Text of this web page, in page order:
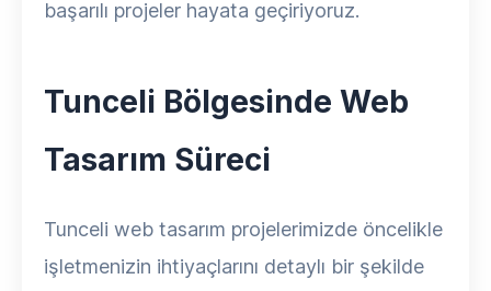
başarılı projeler hayata geçiriyoruz.
Tunceli Bölgesinde Web
Tasarım Süreci
Tunceli web tasarım projelerimizde öncelikle
işletmenizin ihtiyaçlarını detaylı bir şekilde